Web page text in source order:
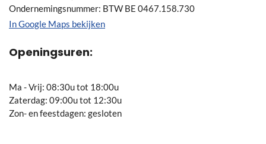
Ondernemingsnummer: BTW BE 0467.158.730
In Google Maps bekijken
Openingsuren:
Ma - Vrij: 08:30u tot 18:00u
Zaterdag: 09:00u tot 12:30u
Zon- en feestdagen: gesloten